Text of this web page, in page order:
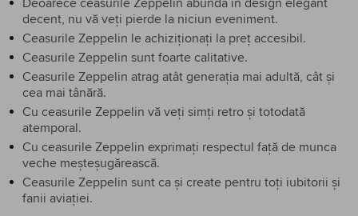
decent, nu vă veți pierde la niciun eveniment.
Ceasurile Zeppelin le achiziționați la preț accesibil.
Ceasurile Zeppelin sunt foarte calitative.
Ceasurile Zeppelin atrag atât generația mai adultă, cât și
cea mai tânără.
Cu ceasurile Zeppelin vă veți simți retro și totodată
atemporal.
Cu ceasurile Zeppelin exprimați respectul față de munca
veche meșteșugărească.
Ceasurile Zeppelin sunt ca și create pentru toți iubitorii și
fanii aviației.